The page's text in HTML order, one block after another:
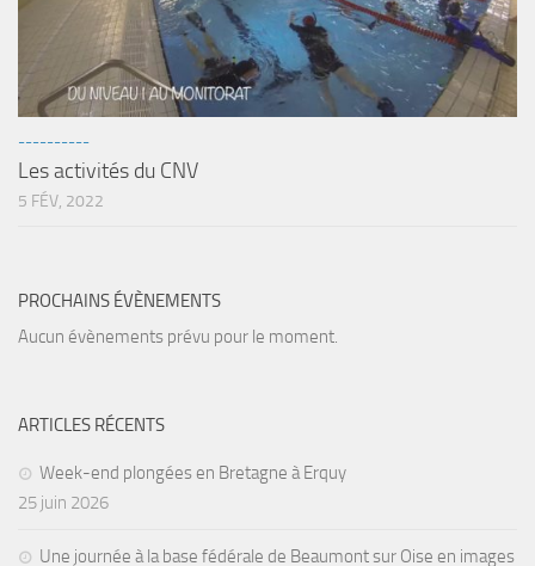
Les Palmes du Lac
Résultats Compétitions
MATERIEL
----------
Les activités du CNV
5 FÉV, 2022
PROCHAINS ÉVÈNEMENTS
Aucun évènements prévu pour le moment.
ARTICLES RÉCENTS
Week-end plongées en Bretagne à Erquy
25 juin 2026
Une journée à la base fédérale de Beaumont sur Oise en images